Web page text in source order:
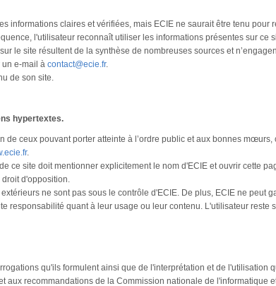
informations claires et vérifiées, mais ECIE ne saurait être tenu
l'utilisateur reconnaît utiliser les informations présentes sur ce
le site résultent de la synthèse de nombreuses sources et
un e-mail à contact@ecie.fr.
de son site.
hypertextes.
de ceux pouvant porter atteinte à l’ordre public et aux bonnes
.
ce site doit mentionner explicitement le nom d'ECIE et ouvrir cette
d'opposition.
ne sont pas sous le contrôle d'ECIE. De plus, ECIE ne peut
responsabilité quant à leur usage ou leur contenu. L'utilisateur reste
qu'ils formulent ainsi que de l'interprétation et de l'utilisation
aux recommandations de la Commission nationale de l'informatique